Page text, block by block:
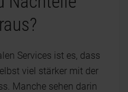
Services ist es, dass
viel stärker mit der
Manche sehen darin